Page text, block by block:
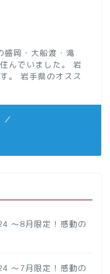
盛岡・大船渡・滝
んでいました。 岩
。 岩手県のオスス
～8月限定！感動の
～7月限定！感動の